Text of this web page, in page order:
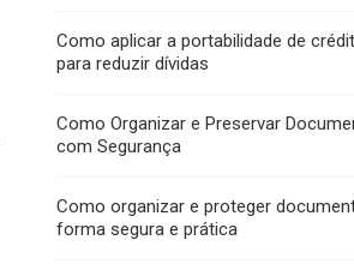
Como aplicar a portabilidade de
para reduzir dívidas
Como Organizar e Preservar
com Segurança
Como organizar e proteger
forma segura e prática